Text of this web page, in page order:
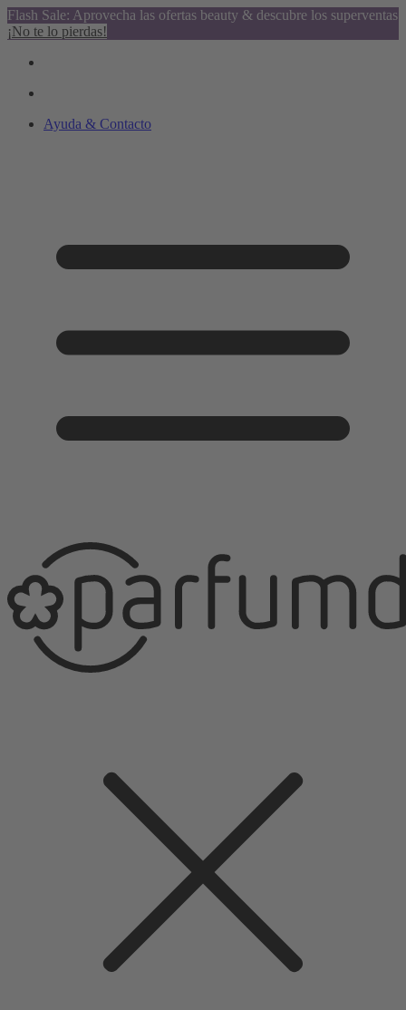
Flash Sale: Aprovecha las ofertas beauty & descubre los superventas
¡No te lo pierdas!
Ayuda & Contacto